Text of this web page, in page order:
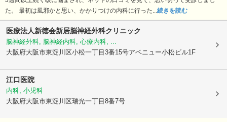
た。 最初は風邪かと思い、かかりつけの内科に行った...続きを読む
医療法人新徳会新居脳神経外科クリニック
脳神経外科, 脳神経内科, 心療内科, ...
大阪府大阪市東淀川区小松一丁目3番15号アベニュー小松ビル1F
江口医院
内科, 小児科
大阪府大阪市東淀川区瑞光一丁目8番7号